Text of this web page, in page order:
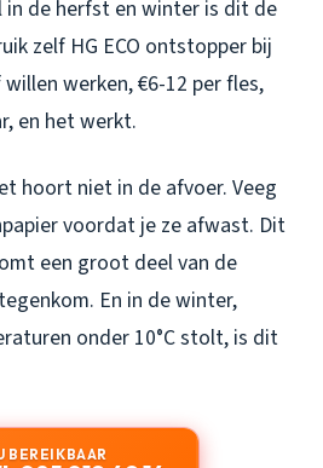
in de herfst en winter is dit de
zelf HG ECO ontstopper bij
werken, €6-12 per fles,
en het werkt.
hoort niet in de afvoer. Veeg
voordat je ze afwast. Dit
een groot deel van de
En in de winter,
onder 10°C stolt, is dit
BEREIKBAAR